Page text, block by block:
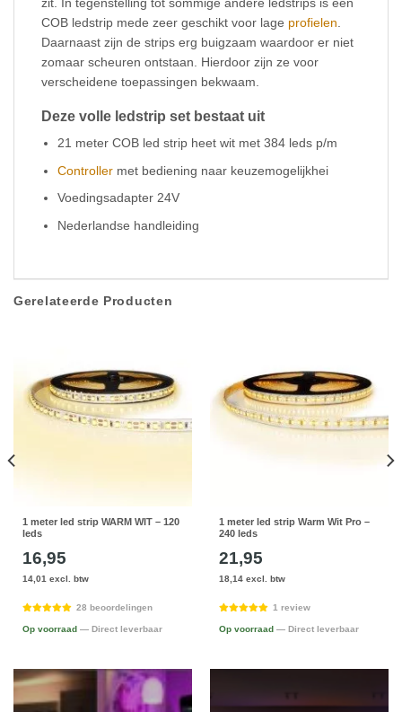
zit. In tegenstelling tot sommige andere ledstrips is een
COB ledstrip mede zeer geschikt voor lage profielen.
Daarnaast zijn de strips erg buigzaam waardoor er niet
zomaar scheuren ontstaan. Hierdoor zijn ze voor
verscheidene toepassingen bekwaam.
Deze volle ledstrip set bestaat uit
21 meter COB led strip heet wit met 384 leds p/m
Controller met bediening naar keuzemogelijkhei
Voedingsadapter 24V
Nederlandse handleiding
Gerelateerde Producten
1 meter led strip WARM WIT – 120
leds
16,95
14,01 excl. btw
28 beoordelingen
Op voorraad — Direct leverbaar
1 meter led strip Warm Wit Pro –
240 leds
21,95
18,14 excl. btw
1 review
Op voorraad — Direct leverbaar